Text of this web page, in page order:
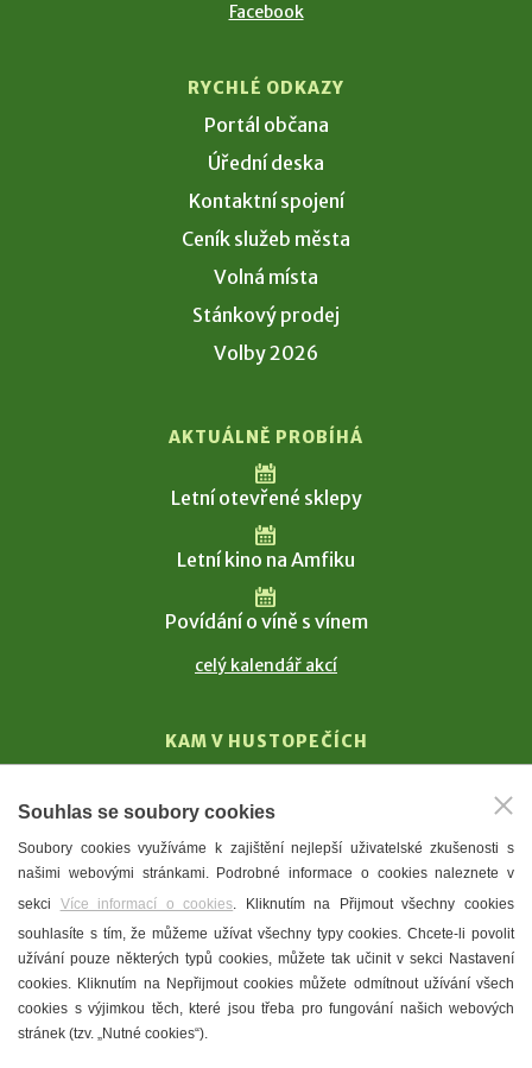
Facebook
RYCHLÉ ODKAZY
Portál občana
Úřední deska
Kontaktní spojení
Ceník služeb města
Volná místa
Stánkový prodej
Volby 2026
AKTUÁLNĚ PROBÍHÁ
Letní otevřené sklepy
Letní kino na Amfiku
Povídání o víně s vínem
celý kalendář akcí
KAM V HUSTOPEČÍCH
T. G. Masaryk
Mandloně
Ubytování
Restaurace
Městské muzeum a galerie
Denní meníčka
Souhlas se soubory cookies
Soubory cookies využíváme k zajištění nejlepší uživatelské zkušenosti s
našimi webovými stránkami. Podrobné informace o cookies naleznete v
sekci Více informací o cookies. Kliknutím na Přijmout všechny cookies
souhlasíte s tím, že můžeme užívat všechny typy cookies. Chcete-li povolit
užívání pouze některých typů cookies, můžete tak učinit v sekci Nastavení
cookies. Kliknutím na Nepřijmout cookies můžete odmítnout užívání všech
cookies s výjimkou těch, které jsou třeba pro fungování našich webových
stránek (tzv. „Nutné cookies“).